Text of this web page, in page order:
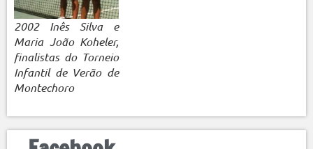
2002 Inês Silva e
Maria João Koheler,
finalistas do Torneio
Infantil de Verão de
Montechoro